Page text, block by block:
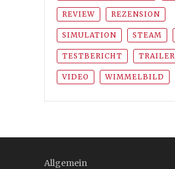
REVIEW REZENSION
SIMULATION STEAM
TESTBERICHT TRAILER
VIDEO WIMMELBILD
Allgemein